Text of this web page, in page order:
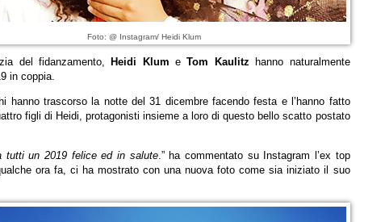
Foto: @ Instagram/ Heidi Klum
del fidanzamento, Heidi KlumeTom Kaulitz hanno naturalmente
in coppia.
hanno trascorso la notte del 31 dicembre facendo festa e l’hanno fatto
figli di Heidi, protagonisti insieme a loro di questo bello scatto postato
tutti un 2019 felice ed in salute.” ha commentato su Instagram l’ex top
ora fa, ci ha mostrato con una nuova foto come sia iniziato il suo